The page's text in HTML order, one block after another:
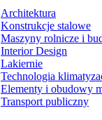
Architektura
Konstrukcje stalowe
Maszyny rolnicze i
Interior Design
Lakiernie
Technologia
Elementy i obudowy
Transport publiczny